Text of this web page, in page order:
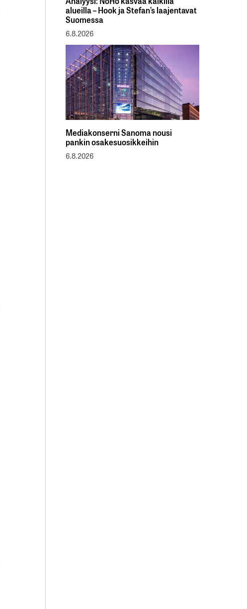
alueilla – Hook ja Stefan’s laajentavat
Suomessa
6.8.2026
Mediakonserni Sanoma nousi
pankin osakesuosikkeihin
6.8.2026